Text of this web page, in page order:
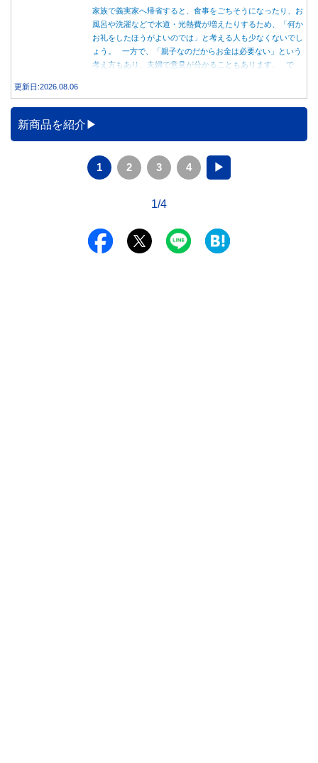
家族で義実家へ帰省すると、食事をごちそうになったり、お
風呂や洗濯などで水道・光熱費が増えたりするため、「何か
お礼をしたほうがよいのでは」と考える人も少なくないでし
ょう。 一方で、「親子なのだからお金は必要ない」という
考え方もあり、夫婦で意見が分かることもあります。 で
更新日:2026.08.06
新商品を紹介
1 2 3 4 ▶
1/4